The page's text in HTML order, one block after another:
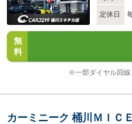
定休日
無
料
※一部ダイヤル回線
カーミニーク 桶川ＭＩ